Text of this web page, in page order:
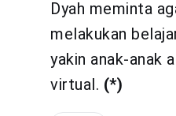
Dyah meminta
melakukan
yakin anak-anak
virtual. (*)